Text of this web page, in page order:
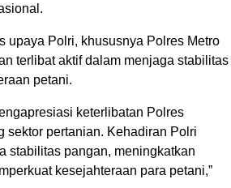
upaya Polri, khususnya Polres Metro
terlibat aktif dalam menjaga stabilitas
petani.
keterlibatan Polres
sektor pertanian. Kehadiran Polri
stabilitas pangan, meningkatkan
kesejahteraan para petani,”